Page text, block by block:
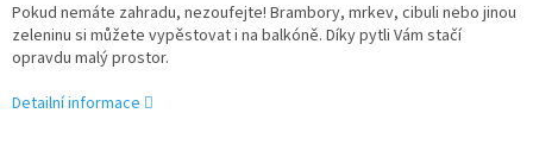
Pokud nemáte zahradu, nezoufejte! Brambory, mrkev, cibuli nebo jinou
zeleninu si můžete vypěstovat i na balkóně. Díky pytli Vám stačí
opravdu malý prostor.
Detailní informace